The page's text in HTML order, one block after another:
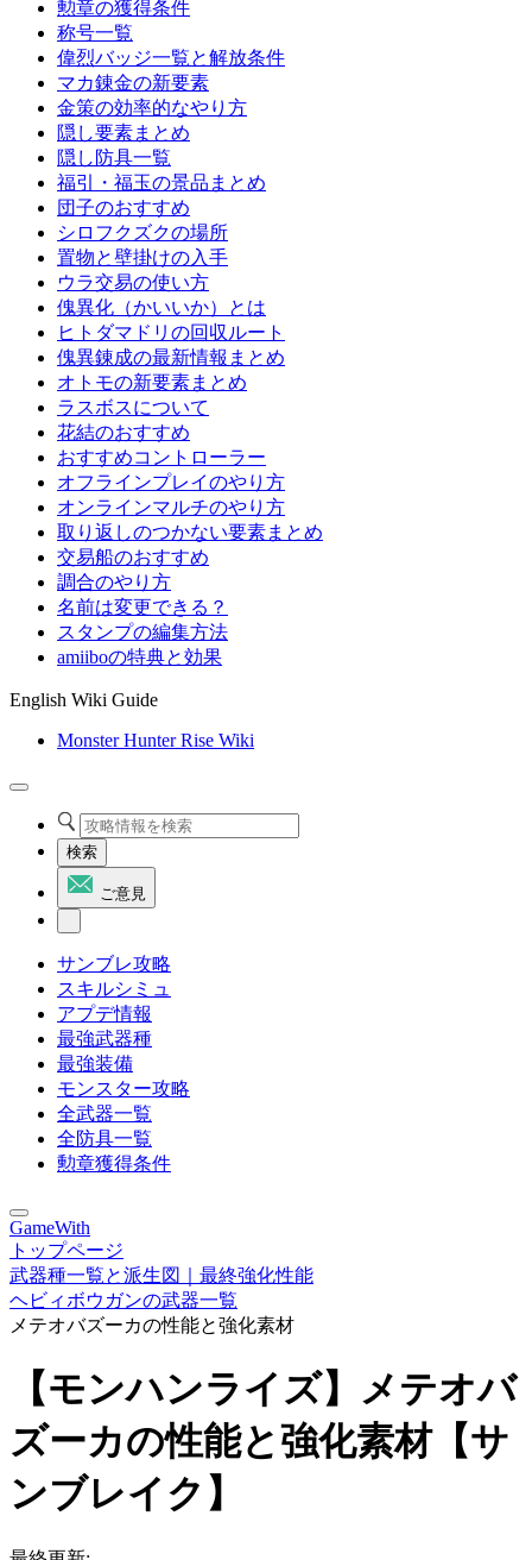
勲章の獲得条件
称号一覧
偉烈バッジ一覧と解放条件
マカ錬金の新要素
金策の効率的なやり方
隠し要素まとめ
隠し防具一覧
福引・福玉の景品まとめ
団子のおすすめ
シロフクズクの場所
置物と壁掛けの入手
ウラ交易の使い方
傀異化（かいいか）とは
ヒトダマドリの回収ルート
傀異錬成の最新情報まとめ
オトモの新要素まとめ
ラスボスについて
花結のおすすめ
おすすめコントローラー
オフラインプレイのやり方
オンラインマルチのやり方
取り返しのつかない要素まとめ
交易船のおすすめ
調合のやり方
名前は変更できる？
スタンプの編集方法
amiiboの特典と効果
English Wiki Guide
Monster Hunter Rise Wiki
検索
ご意見
サンブレ攻略
スキルシミュ
アプデ情報
最強武器種
最強装備
モンスター攻略
全武器一覧
全防具一覧
勲章獲得条件
GameWith
トップページ
武器種一覧と派生図｜最終強化性能
ヘビィボウガンの武器一覧
メテオバズーカの性能と強化素材
【モンハンライズ】メテオバ
ズーカの性能と強化素材【サ
ンブレイク】